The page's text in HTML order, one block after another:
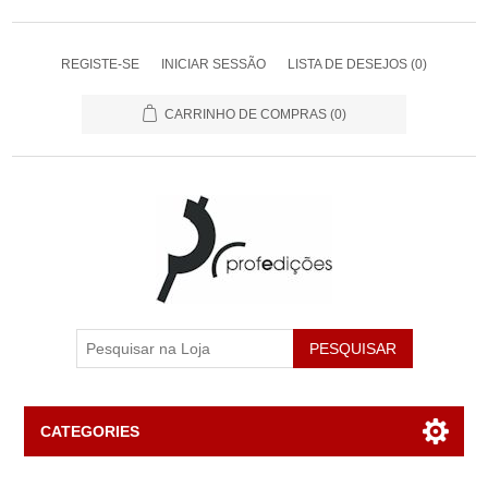
REGISTE-SE INICIAR SESSÃO LISTA DE DESEJOS (0)
CARRINHO DE COMPRAS (0)
PESQUISAR
CATEGORIES